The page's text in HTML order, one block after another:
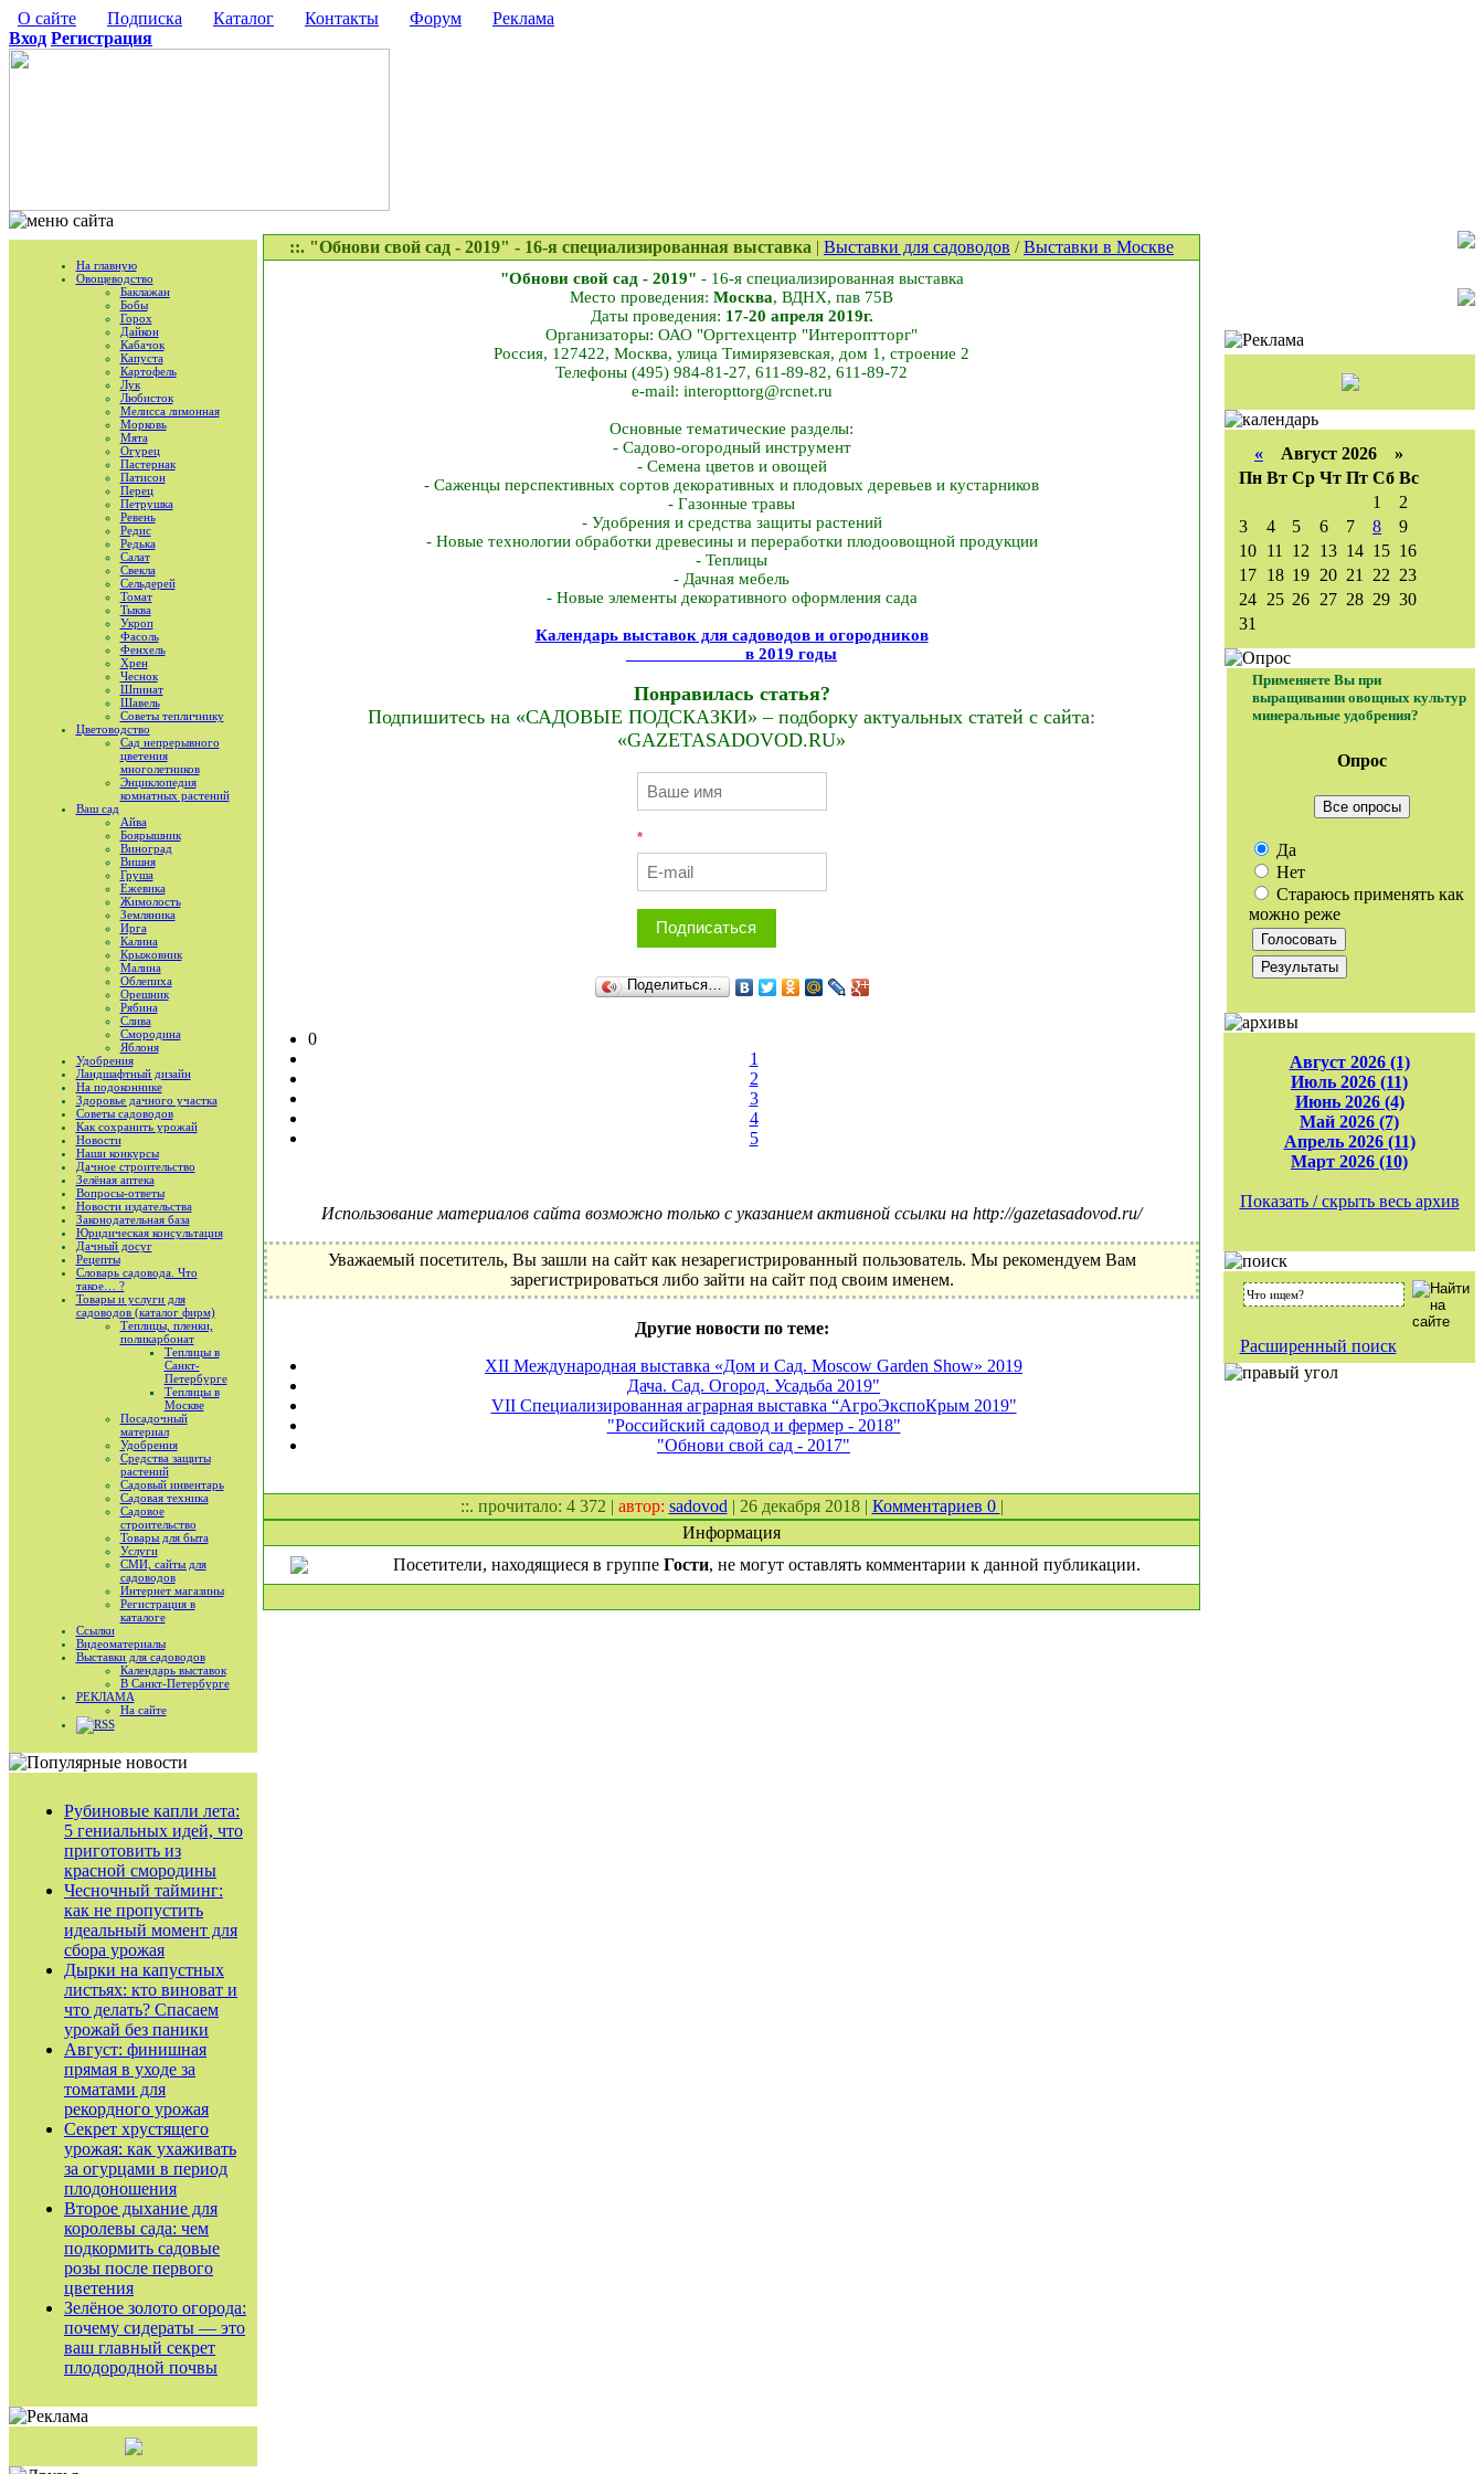
О сайте Подписка Каталог Контакты Форум
Реклама
Вход Регистрация
На главную
Овощеводство
Баклажан
Бобы
Горох
Дайкон
Кабачок
Капуста
Картофель
Лук
Любисток
Мелисса лимонная
Морковь
Мята
Огурец
Пастернак
Патисон
Перец
Петрушка
Ревень
Редис
Редька
Салат
Свекла
Сельдерей
Томат
Тыква
Укроп
Фасоль
Фенхель
Хрен
Чеснок
Шпинат
Шавель
Советы тепличнику
Цветоводство
Сад непрерывного
цветения
многолетников
Энциклопедия
комнатных растений
Ваш сад
Айва
Боярышник
Виноград
Вишня
Груша
Ежевика
Жимолость
Земляника
Ирга
Калина
Крыжовник
Малина
Облепиха
Орешник
Рябина
Слива
Смородина
Яблоня
Удобрения
Ландшафтный дизайн
На подоконнике
Здоровье дачного участка
Советы садоводов
Как сохранить урожай
Новости
Наши конкурсы
Дачное строительство
Зелёная аптека
Вопросы-ответы
Новости издательства
Законодательная база
Юридическая консультация
Дачный досуг
Рецепты
Словарь садовода. Что
такое… ?
Товары и услуги для
садоводов (каталог фирм)
Теплицы, пленки,
поликарбонат
Теплицы в
Санкт-
Петербурге
Теплицы в
Москве
Посадочный
материал
Удобрения
Средства защиты
растений
Садовый инвентарь
Садовая техника
Садовое
строительство
Товары для быта
Услуги
СМИ, сайты для
садоводов
Интернет магазины
Регистрация в
каталоге
Ссылки
Видеоматериалы
Выставки для садоводов
Календарь выставок
В Санкт-Петербурге
РЕКЛАМА
На сайте
RSS
Рубиновые капли лета:
5 гениальных идей, что
приготовить из
красной смородины
Чесночный тайминг:
как не пропустить
идеальный момент для
сбора урожая
Дырки на капустных
листьях: кто виноват и
что делать? Спасаем
урожай без паники
Август: финишная
прямая в уходе за
томатами для
рекордного урожая
Секрет хрустящего
урожая: как ухаживать
за огурцами в период
плодоношения
Второе дыхание для
королевы сада: чем
подкормить садовые
розы после первого
цветения
Зелёное золото огорода:
почему сидераты — это
ваш главный секрет
плодородной почвы
::. "Обнови свой сад - 2019" - 16-я cпециализированная выставка | Выставки для садоводов /Выставки в Москве
"Обнови свой сад - 2019" - 16-я cпециализированная выставка
Место проведения: Москва, ВДНХ, пав 75В
Даты проведения: 17-20 апреля 2019г.
Организаторы: ОАО "Оргтехцентр "Интероптторг"
Россия, 127422, Москва, улица Тимирязевская, дом 1, строение 2
Телефоны (495) 984-81-27, 611-89-82, 611-89-72
e-mail: interopttorg@rcnet.ru
Основные тематические разделы:
- Садово-огородный инструмент
- Семена цветов и овощей
- Саженцы перспективных сортов декоративных и плодовых деревьев и кустарников
- Газонные травы
- Удобрения и средства защиты растений
- Новые технологии обработки древесины и переработки плодоовощной продукции
- Теплицы
- Дачная мебель
- Новые элементы декоративного оформления сада
Календарь выставок для садоводов и огородников
в 2019 годы
Понравилась статья?
Подпишитесь на «САДОВЫЕ ПОДСКАЗКИ» – подборку актуальных статей с сайта:
«GAZETASADOVOD.RU»
*
Подписаться
Поделиться…
0
1
2
3
4
5
Использование материалов сайта возможно только с указанием активной ссылки на http://gazetasadovod.ru/
Уважаемый посетитель, Вы зашли на сайт как незарегистрированный пользователь. Мы рекомендуем Вам
зарегистрироваться либо зайти на сайт под своим именем.
Другие новости по теме:
XII Международная выставка «Дом и Сад. Moscow Garden Show» 2019
Дача. Сад. Огород. Усадьба 2019"
VII Специализированная аграрная выставка “АгроЭкспоКрым 2019"
"Российский садовод и фермер - 2018"
"Обнови свой сад - 2017"
::. прочитало: 4 372 | автор: sadovod | 26 декабря 2018 | Комментариев 0 |
Информация
Посетители, находящиеся в группе Гости, не могут оставлять комментарии к данной публикации.
« Август 2026 »
Пн Вт Ср Чт Пт Сб Вс
1
2
3
4 5 6 7 8
9
10 11 12 13 14 15 16
17 18 19 20 21 22 23
24 25 26 27 28 29 30
31
Применяете Вы при
выращивании овощных культур
минеральные удобрения?
Опрос
Все опросы
Да
Нет
Стараюсь применять как
можно реже
Август 2026 (1)
Июль 2026 (11)
Июнь 2026 (4)
Май 2026 (7)
Апрель 2026 (11)
Март 2026 (10)
Показать / скрыть весь архив
Расширенный поиск